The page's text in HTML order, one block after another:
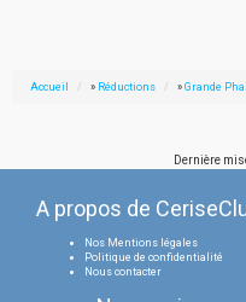
Accueil » Réductions » Grande
Dernière
A propos de
Nos Mentions légales
Politique de confidentialité
Nous contacter